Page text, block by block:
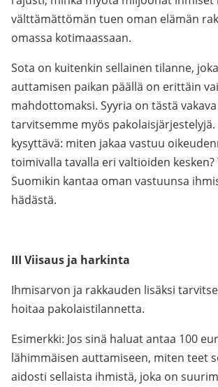
välttämättömän tuen oman elämän
omassa kotimaassaan.
Sota on kuitenkin sellainen tilanne,
auttamisen paikan päällä on erittäin
mahdottomaksi. Syyria on tästä
tarvitsemme myös pakolaisjärjestelyjä.
kysyttävä: miten jakaa vastuu
toimivalla tavalla eri valtioiden kesken?
Suomikin kantaa oman vastuunsa
hädästä.
III Viisaus ja harkinta
Ihmisarvon ja rakkauden lisäksi
hoitaa pakolaistilannetta.
Esimerkki: Jos sinä haluat antaa 100
lähimmäisen auttamiseen, miten teet
aidosti sellaista ihmistä, joka on